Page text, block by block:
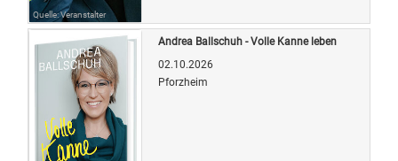
Quelle: Veranstalter
Andrea Ballschuh - Volle Kanne leben
02.10.2026
Pforzheim